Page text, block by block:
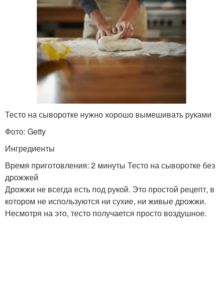
Тесто на сыворотке нужно хорошо вымешивать руками
Фото: Getty
Ингредиенты
Время приготовления: 2 минуты Тесто на сыворотке без
дрожжей
Дрожжи не всегда есть под рукой. Это простой рецепт, в
котором не используются ни сухие, ни живые дрожжи.
Несмотря на это, тесто получается просто воздушное.